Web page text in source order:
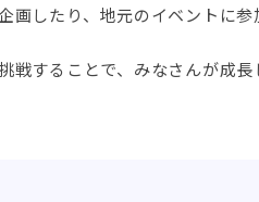
したり、地元のイベントに参
することで、みなさんが成長